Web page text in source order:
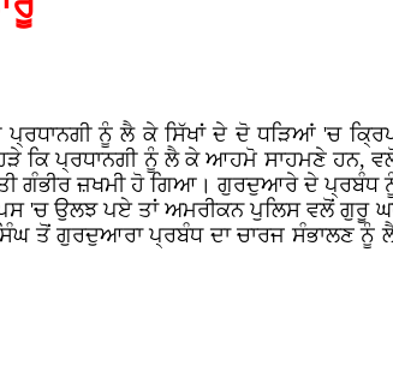
ਨੂੰ ਲੈ ਕੇ ਸਿੱਖਾਂ ਦੇ ਦੋ ਧੜਿਆਂ 'ਚ
ਕਿ ਪ੍ਰਧਾਨਗੀ ਨੂੰ ਲੈ ਕੇ ਆਹਮੋ ਸਾਹਮਣੇ ਹਨ,
ਗੰਭੀਰ ਜ਼ਖਮੀ ਹੋ ਗਿਆ। ਗੁਰਦੁਆਰੇ ਦੇ ਪ੍ਰਬੰਧ
ਉਲਝ ਪਏ ਤਾਂ ਅਮਰੀਕਨ ਪੁਲਿਸ ਵਲੋਂ ਗੁਰੂ
ਤੋਂ ਗੁਰਦੁਆਰਾ ਪ੍ਰਬੰਧ ਦਾ ਚਾਰਜ ਸੰਭਾਲਣ ਨੂੰ